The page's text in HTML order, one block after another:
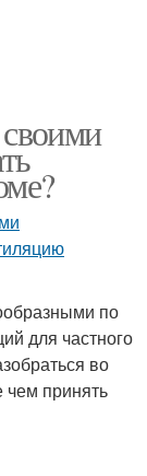
по
для частного
во
чем принять